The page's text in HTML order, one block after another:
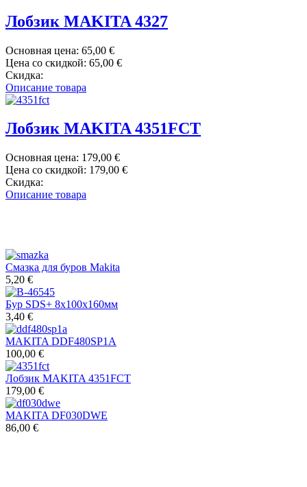
Лобзик MAKITA 4327
Основная цена: 65,00 €
Цена со скидкой: 65,00 €
Скидка:
Описание товара
Лобзик MAKITA 4351FCT
Основная цена: 179,00 €
Цена со скидкой: 179,00 €
Скидка:
Описание товара
Смазка для буров Makita
5,20 €
Бур SDS+ 8х100х160мм
3,40 €
MAKITA DDF480SP1A
100,00 €
Лобзик MAKITA 4351FCT
179,00 €
MAKITA DF030DWE
86,00 €